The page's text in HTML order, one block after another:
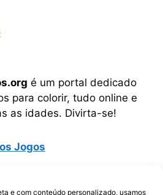
e com conteúdo personalizado, usamos
é um portal dedicado
para colorir, tudo online e
as idades. Divirta-se!
Jogos
WhatsApp